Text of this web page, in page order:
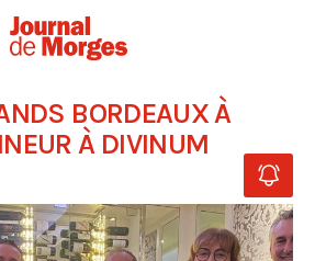
BORDEAUX À
À DIVINUM